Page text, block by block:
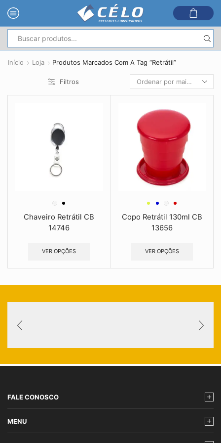
de
pesquisa
Início Loja Produtos Marcados Com A Tag “Retrátil”
Filtros
Chaveiro Retrátil CB
14746
VER OPÇÕES
Copo Retrátil 130ml CB
13656
VER OPÇÕES
FALE CONOSCO
MENU